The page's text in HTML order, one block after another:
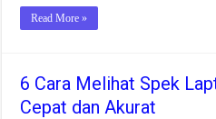
Read More »
6 Cara Melihat Spek
Cepat dan Akurat